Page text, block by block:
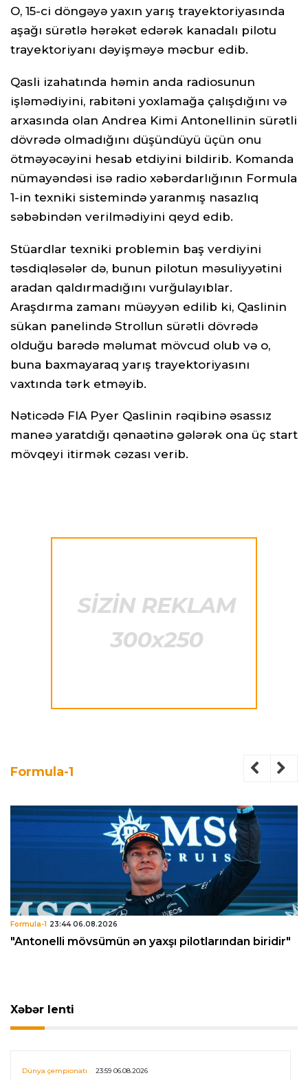
O, 15-ci döngəyə yaxın yarış trayektoriyasında
aşağı sürətlə hərəkət edərək kanadalı pilotu
trayektoriyanı dəyişməyə məcbur edib.
Qasli izahatında həmin anda radiosunun
işləmədiyini, rabitəni yoxlamağa çalışdığını və
arxasında olan Andrea Kimi Antonellinin sürətli
dövrədə olmadığını düşündüyü üçün onu
ötməyəcəyini hesab etdiyini bildirib. Komanda
nümayəndəsi isə radio xəbərdarlığının Formula
1-in texniki sistemində yaranmış nasazlıq
səbəbindən verilmədiyini qeyd edib.
Stüardlar texniki problemin baş verdiyini
təsdiqləsələr də, bunun pilotun məsuliyyətini
aradan qaldırmadığını vurğulayıblar.
Araşdırma zamanı müəyyən edilib ki, Qaslinin
sükan panelində Strollun sürətli dövrədə
olduğu barədə məlumat mövcud olub və o,
buna baxmayaraq yarış trayektoriyasını
vaxtında tərk etməyib.
Nəticədə FIA Pyer Qaslinin rəqibinə əsassız
maneə yaratdığı qənaətinə gələrək ona üç start
mövqeyi itirmək cəzası verib.
Formula-1
Formula-1 23:44 06.08.2026
"Antonelli mövsümün ən yaxşı pilotlarından biridir"
Xəbər lenti
Dünya çempionatı 23:59 06.08.2026